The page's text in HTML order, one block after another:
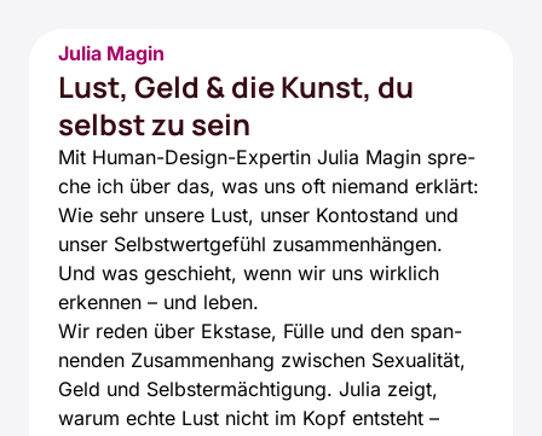
Julia Magin
Lust, Geld & die Kunst, du
selbst zu sein
Mit Human-Design-Exper­tin Julia Magin spre­
che ich über das, was uns oft nie­mand erklärt:
Wie sehr unse­re Lust, unser Kon­to­stand und
unser Selbst­wert­ge­fühl zusam­men­hän­gen.
Und was geschieht, wenn wir uns wirk­lich
erken­nen – und leben.
Wir reden über Eksta­se, Fül­le und den span­
nen­den Zusam­men­hang zwi­schen Sexua­li­tät,
Geld und Selbst­er­mäch­ti­gung. Julia zeigt,
war­um ech­te Lust nicht im Kopf ent­steht –